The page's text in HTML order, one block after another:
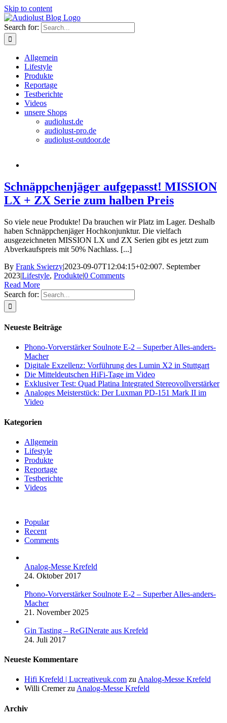
Skip to content
Search for:
Allgemein
Lifestyle
Produkte
Reportage
Testberichte
Videos
unsere Shops
audiolust.de
audiolust-pro.de
audiolust-outdoor.de
Schnäppchenjäger aufgepasst! MISSION
LX + ZX Serie zum halben Preis
So viele neue Produkte! Da brauchen wir Platz im Lager. Deshalb
haben Schnäppchenjäger Hochkonjunktur. Die vielfach
ausgezeichneten MISSION LX und ZX Serien gibt es jetzt zum
Abverkaufspreis mit 50% Nachlass. [...]
By Frank Swierzy|2023-09-07T12:04:15+02:007. September
2023|Lifestyle, Produkte|0 Comments
Read More
Search for:
Neueste Beiträge
Phono-Vorverstärker Soulnote E-2 – Superber Alles-anders-
Macher
Digitale Exzellenz: Vorführung des Lumin X2 in Stuttgart
Die Mitteldeutschen HiFi-Tage im Video
Exklusiver Test: Quad Platina Integrated Stereovollverstärker
Analoges Meisterstück: Der Luxman PD-151 Mark II im
Video
Kategorien
Allgemein
Lifestyle
Produkte
Reportage
Testberichte
Videos
Popular
Recent
Comments
Analog-Messe Krefeld
24. Oktober 2017
Phono-Vorverstärker Soulnote E-2 – Superber Alles-anders-
Macher
21. November 2025
Gin Tasting – ReGINerate aus Krefeld
24. Juli 2017
Neueste Kommentare
Hifi Krefeld | Lucreativeuk.com zuAnalog-Messe Krefeld
Willi CremerzuAnalog-Messe Krefeld
Archiv